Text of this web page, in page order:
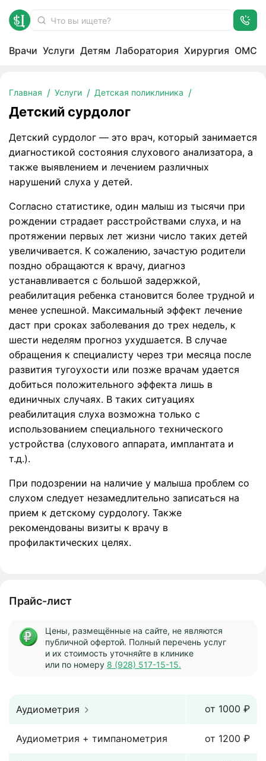
Врачи Услуги Детям Лаборатория Хирургия ОМС
Главная Услуги Детская поликлиника
Детский сурдолог
Детский сурдолог
Детский сурдолог — это врач, который занимается
диагностикой состояния слухового анализатора, а
также выявлением и лечением различных
нарушений слуха у детей.
Согласно статистике, один малыш из тысячи при
рождении страдает расстройствами слуха, и на
протяжении первых лет жизни число таких детей
увеличивается. К сожалению, зачастую родители
поздно обращаются к врачу, диагноз
устанавливается с большой задержкой,
реабилитация ребенка становится более трудной и
менее успешной. Максимальный эффект лечение
даст при сроках заболевания до трех недель, к
шести неделям прогноз ухудшается. В случае
обращения к специалисту через три месяца после
развития тугоухости или позже врачам удается
добиться положительного эффекта лишь в
единичных случаях. В таких ситуациях
реабилитация слуха возможна только с
использованием специального технического
устройства (слухового аппарата, имплантата и
т.д.).
При подозрении на наличие у малыша проблем со
слухом следует незамедлительно записаться на
прием к детскому сурдологу. Также
рекомендованы визиты к врачу в
профилактических целях.
Прайс-лист
Цены, размещённые на сайте, не являются
публичной офертой. Полный перечень услуг
и их стоимость уточняйте в клинике
или по номеру 8 (928) 517-15-15.
Аудиометрия от 1000 ₽
Аудиометрия + тимпанометрия от 1200 ₽